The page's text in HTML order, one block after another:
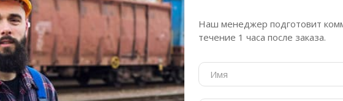
Наш менеджер подготовит
течение 1 часа после заказа.